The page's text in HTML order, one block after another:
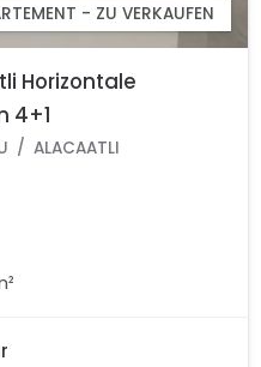
- ZU VERKAUFEN
Horizontale
4+1
ALACAATLI